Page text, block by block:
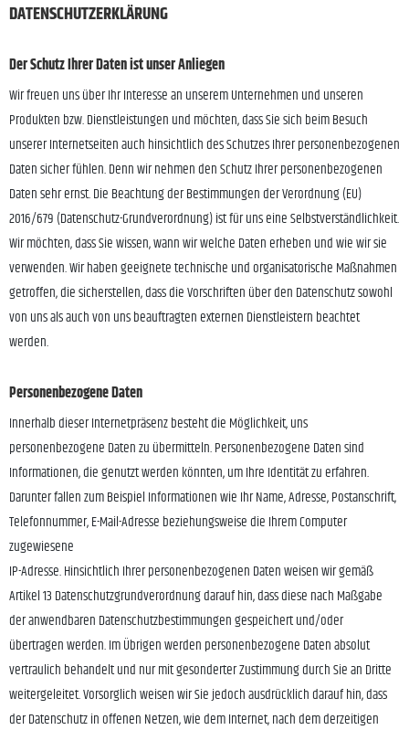
DATENSCHUTZERKLÄRUNG
Der Schutz Ihrer Daten ist unser Anliegen
Wir freuen uns über Ihr Interesse an unserem Unternehmen und unseren
Produkten bzw. Dienstleistungen und möchten, dass Sie sich beim Besuch
unserer Internetseiten auch hinsichtlich des Schutzes Ihrer personenbezogenen
Daten sicher fühlen. Denn wir nehmen den Schutz Ihrer personenbezogenen
Daten sehr ernst. Die Beachtung der Bestimmungen der Verordnung (EU)
2016/679 (Datenschutz-Grundverordnung) ist für uns eine Selbstverständlichkeit.
Wir möchten, dass Sie wissen, wann wir welche Daten erheben und wie wir sie
verwenden. Wir haben geeignete technische und organisatorische Maßnahmen
getroffen, die sicherstellen, dass die Vorschriften über den Datenschutz sowohl
von uns als auch von uns beauftragten externen Dienstleistern beachtet
werden.
Personenbezogene Daten
Innerhalb dieser Internetpräsenz besteht die Möglichkeit, uns
personenbezogene Daten zu übermitteln. Personenbezogene Daten sind
Informationen, die genutzt werden könnten, um Ihre Identität zu erfahren.
Darunter fallen zum Beispiel Informationen wie Ihr Name, Adresse, Postanschrift,
Telefonnummer, E-Mail-Adresse beziehungsweise die Ihrem Computer
zugewiesene
IP-Adresse. Hinsichtlich Ihrer personenbezogenen Daten weisen wir gemäß
Artikel 13 Datenschutzgrundverordnung darauf hin, dass diese nach Maßgabe
der anwendbaren Datenschutzbestimmungen gespeichert und/oder
übertragen werden. Im Übrigen werden personenbezogene Daten absolut
vertraulich behandelt und nur mit gesonderter Zustimmung durch Sie an Dritte
weitergeleitet. Vorsorglich weisen wir Sie jedoch ausdrücklich darauf hin, dass
der Datenschutz in offenen Netzen, wie dem Internet, nach dem derzeitigen